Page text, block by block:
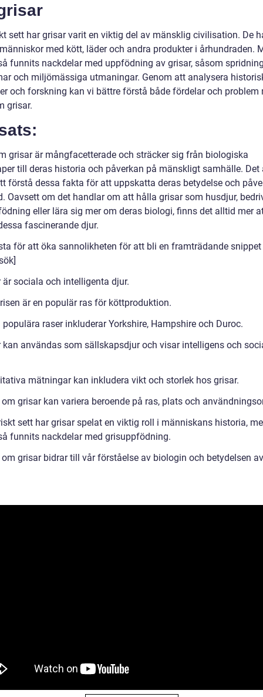
sett har grisar varit en viktig del av mänsklig civilisation. De
med kött, läder och andra produkter i århundraden.
funnits nackdelar med uppfödning av grisar, såsom
och miljömässiga utmaningar. Genom att analysera
och forskning kan vi bättre förstå både fördelar och problem
grisar.
grisar är mångfacetterade och sträcker sig från biologiska
till deras historia och påverkan på mänskligt samhälle. Det
förstå dessa fakta för att uppskatta deras betydelse och
Oavsett om det handlar om att hålla grisar som husdjur,
eller lära sig mer om deras biologi, finns det alltid mer
fascinerande djur.
för att öka sannolikheten för att bli en framträdande snippet
är sociala och intelligenta djur.
är en populär ras för köttproduktion.
raser inkluderar Yorkshire, Hampshire och Duroc.
kan användas som sällskapsdjur och visar intelligens och
mätningar kan inkludera vikt och storlek hos grisar.
grisar kan variera beroende på ras, plats och
sett har grisar spelat en viktig roll i människans historia,
funnits nackdelar med grisuppfödning.
grisar bidrar till vår förståelse av biologin och betydelsen